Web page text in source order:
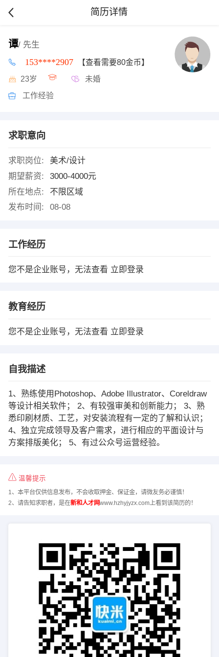
简历详情
谭/ 先生
153****2907 【查看需要80金币】
23岁 未婚
工作经验
求职意向
求职岗位:
美术/设计
期望薪资:
3000-4000元
所在地点:
不限区域
发布时间:
08-08
工作经历
您不是企业账号，无法查看 立即登录
教育经历
您不是企业账号，无法查看 立即登录
自我描述
1、熟练使用Photoshop、Adobe Illustrator、Coreldraw
等设计相关软件； 2、有较强审美和创新能力； 3、熟
悉印刷材质、工艺，对安装流程有一定的了解和认识；
4、独立完成领导及客户需求，进行相应的平面设计与
方案排版美化； 5、有过公众号运营经验。
温馨提示
1、本平台仅供信息发布，不会收取押金、保证金，请微友务必谨慎！
2、请告知求职者，是在新和人才网www.hzhyjyzx.com上看到该简历的！